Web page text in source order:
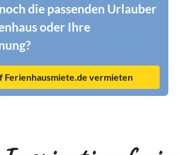
die passenden Urlauber
oder Ihre
Ferienhausmiete.de vermieten